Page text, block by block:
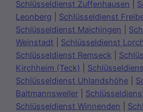
Schlüsseldienst Zuffenhausen
Leonberg
Schlüsseldienst
Schlüsseldienst Maichingen
Weinstadt
Schlüsseldienst Lorch
Schlüsseldienst Remseck
Kirchheim (Teck)
Schlüsseldienst Uhlandshöhe
Baltmannsweiler
Schlüsseldienst Winnenden